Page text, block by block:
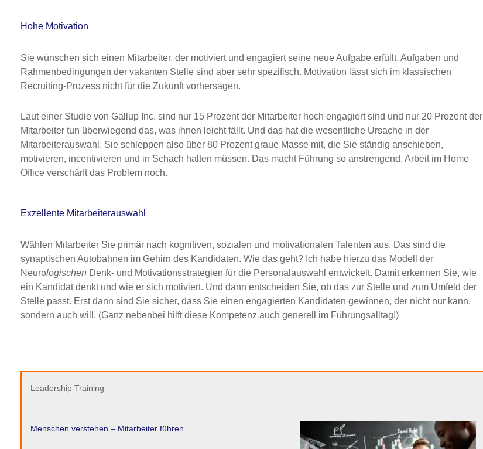
Hohe Motivation
Sie wünschen sich einen Mitarbeiter, der motiviert und engagiert seine neue Aufgabe erfüllt. Aufgaben und
Rahmenbedingungen der vakanten Stelle sind aber sehr spezifisch. Motivation lässt sich im klassischen
Recruiting-Prozess nicht für die Zukunft vorhersagen.
Laut einer Studie von Gallup Inc. sind nur 15 Prozent der Mitarbeiter hoch engagiert sind und nur 20 Prozent der
Mitarbeiter tun überwiegend das, was ihnen leicht fällt. Und das hat die wesentliche Ursache in der
Mitarbeiterauswahl. Sie schleppen also über 80 Prozent graue Masse mit, die Sie ständig anschieben,
motivieren, incentivieren und in Schach halten müssen. Das macht Führung so anstrengend. Arbeit im Home
Office verschärft das Problem noch.
Exzellente Mitarbeiterauswahl
Wählen Mitarbeiter Sie primär nach kognitiven, sozialen und motivationalen Talenten aus. Das sind die
synaptischen Autobahnen im Gehirn des Kandidaten. Wie das geht? Ich habe hierzu das Modell der
Neurologischen Denk- und Motivationsstrategien für die Personalauswahl entwickelt. Damit erkennen Sie, wie
ein Kandidat denkt und wie er sich motiviert. Und dann entscheiden Sie, ob das zur Stelle und zum Umfeld der
Stelle passt. Erst dann sind Sie sicher, dass Sie einen engagierten Kandidaten gewinnen, der nicht nur kann,
sondern auch will. (Ganz nebenbei hilft diese Kompetenz auch generell im Führungsalltag!)
Leadership Training
Menschen verstehen – Mitarbeiter führen